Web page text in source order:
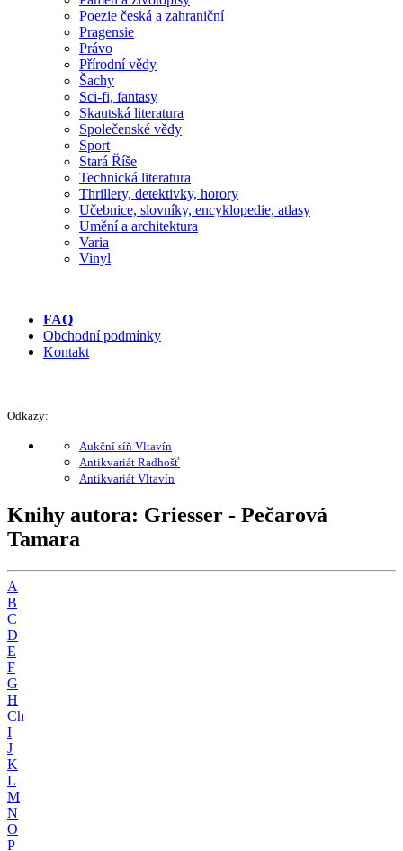
Poezie česká a zahraniční
Pragensie
Právo
Přírodní vědy
Šachy
Sci-fi, fantasy
Skautská literatura
Společenské vědy
Sport
Stará Říše
Technická literatura
Thrillery, detektivky, horory
Učebnice, slovníky, encyklopedie, atlasy
Umění a architektura
Varia
Vinyl
FAQ
Obchodní podmínky
Kontakt
Odkazy:
Aukční síň Vltavín
Antikvariát Radhošť
Antikvariát Vltavín
Knihy autora: Griesser - Pečarová
Tamara
A
B
C
D
E
F
G
H
Ch
I
J
K
L
M
N
O
P